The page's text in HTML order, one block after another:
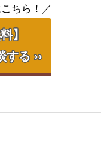
ちら！／
】
する ››